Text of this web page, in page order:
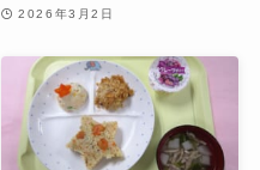
2026年3月2日